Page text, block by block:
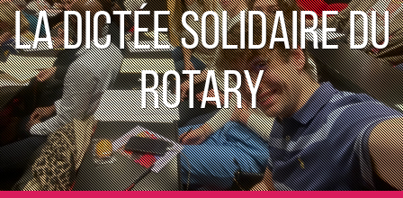
La dictée solidaire du
Rotary